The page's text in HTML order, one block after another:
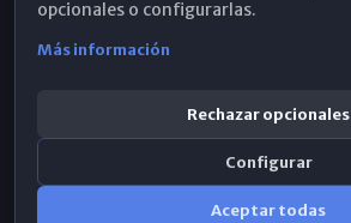
opcionales o configurarlas.
Más información
Rechazar opcionales
Configurar
Aceptar todas